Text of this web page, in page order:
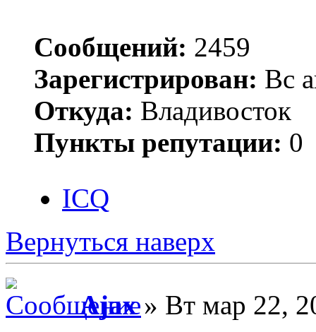
Сообщений: 2459
Зарегистрирован: Вс
Откуда: Владивосток
Пункты репутации: 0
ICQ
Вернуться наверх
Ajax» Вт мар 22,